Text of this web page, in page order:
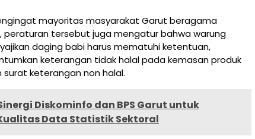
mayoritas masyarakat Garut beragama
peraturan tersebut juga mengatur bahwa warung
daging babi harus mematuhi ketentuan,
keterangan tidak halal pada kemasan produk
keterangan non halal.
Diskominfo dan BPS Garut untuk
Data Statistik Sektoral